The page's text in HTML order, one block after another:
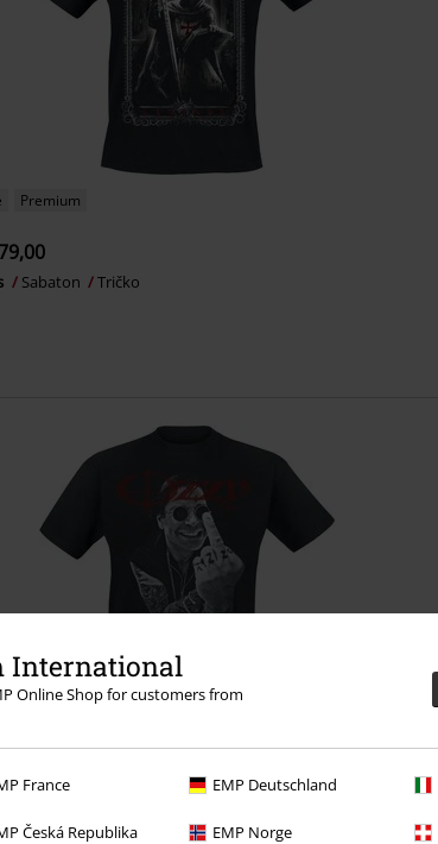
International
Online Shop for customers from
France EMP Deutschland
Česká Republika EMP Norge
Premium
Sabaton Tričko
Ozzy Osbourne Tričko